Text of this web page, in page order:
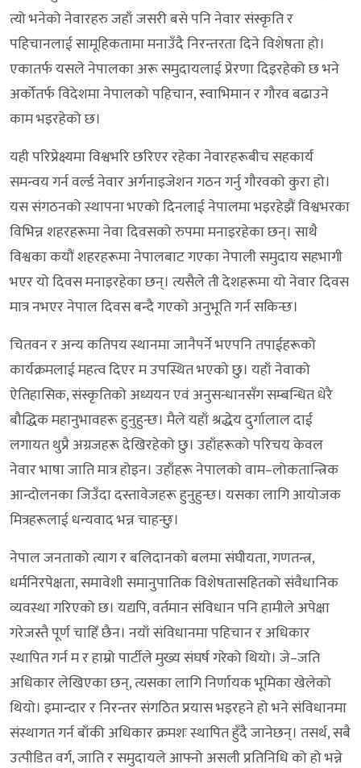
त्यो भनेको नेवारहरु जहाँ जसरी बसे पनि नेवार संस्कृति र
पहिचानलाई सामूहिकतामा मनाउँदै निरन्तरता दिने विशेषता हो।
एकातर्फ यसले नेपालका अरू समुदायलाई प्रेरणा दिइरहेको छ भने
अर्कोतर्फ विदेशमा नेपालको पहिचान, स्वाभिमान र गौरव बढाउने
काम भइरहेको छ।
यही परिप्रेक्ष्यमा विश्वभरि छरिएर रहेका नेवारहरूबीच सहकार्य
समन्वय गर्न वर्ल्ड नेवार अर्गनाइजेशन गठन गर्नु गौरवको कुरा हो।
यस संगठनको स्थापना भएको दिनलाई नेपालमा भइरहेझैं विश्वभरका
विभिन्न शहरहरूमा नेवा दिवसको रुपमा मनाइरहेका छन्। साथै
विश्वका कयौं शहरहरूमा नेपालबाट गएका नेपाली समुदाय सहभागी
भएर यो दिवस मनाइरहेका छन्। त्यसैले ती देशहरूमा यो नेवार दिवस
मात्र नभएर नेपाल दिवस बन्दै गएको अनुभूति गर्न सकिन्छ।
चितवन र अन्य कतिपय स्थानमा जानैपर्ने भएपनि तपाईहरूको
कार्यक्रमलाई महत्व दिएर म उपस्थित भएको छु। यहाँ नेवाको
ऐतिहासिक, संस्कृतिको अध्ययन एवं अनुसन्धानसँग सम्बन्धित धेरै
बौद्धिक महानुभावहरू हुनुहुन्छ। मैले यहाँ श्रद्धेय दुर्गालाल दाई
लगायत थुप्रै अग्रजहरू देखिरहेको छु। उहाँहरूको परिचय केवल
नेवार भाषा जाति मात्र होइन। उहाँहरू नेपालको वाम–लोकतान्त्रिक
आन्दोलनका जिउँदा दस्तावेजहरू हुनुहुन्छ। यसका लागि आयोजक
मित्रहरूलाई धन्यवाद भन्न चाहन्छु।
नेपाल जनताको त्याग र बलिदानको बलमा संघीयता, गणतन्त्र,
धर्मनिरपेक्षता, समावेशी समानुपातिक विशेषतासहितको संवैधानिक
व्यवस्था गरिएको छ। यद्यपि, वर्तमान संविधान पनि हामीले अपेक्षा
गरेजस्तै पूर्ण चाहिँ छैन। नयाँ संविधानमा पहिचान र अधिकार
स्थापित गर्न म र हाम्रो पार्टीले मुख्य संघर्ष गरेको थियो। जे–जति
अधिकार लेखिएका छन्, त्यसका लागि निर्णायक भूमिका खेलेको
थियो। इमान्दार र निरन्तर संगठित प्रयास भइरहने हो भने संविधानमा
संस्थागत गर्न बाँकी अधिकार क्रमशः स्थापित हुँदै जानेछन्। तसर्थ, सबै
उत्पीडित वर्ग, जाति र समुदायले आफ्नो असली प्रतिनिधि को हो भन्ने